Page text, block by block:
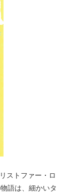
ストファー・ロ
語は、細かいタ